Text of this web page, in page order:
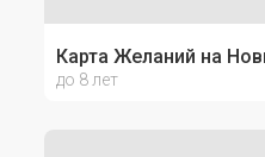
Карта Желаний на
до 8 лет